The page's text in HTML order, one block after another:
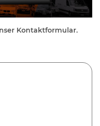
Kontaktformular.